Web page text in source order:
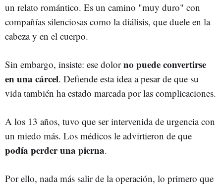
un relato romántico. Es un camino "muy duro" con
compañías silenciosas como la diálisis, que duele en la
cabeza y en el cuerpo.
Sin embargo, insiste: ese dolorno puede convertirse
en una cárcel. Defiende esta idea a pesar de que su
vida también ha estado marcada por las complicaciones.
A los 13 años, tuvo que ser intervenida de urgencia con
un miedo más. Los médicos le advirtieron de que
podía perder una pierna.
Por ello, nada más salir de la operación, lo primero que